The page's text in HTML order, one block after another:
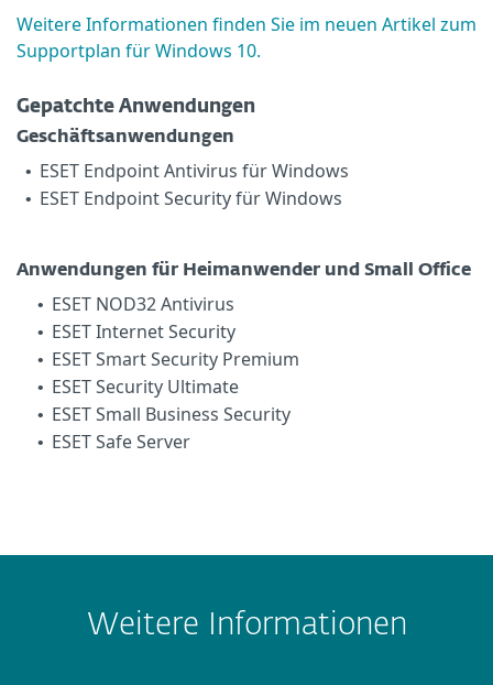
Weitere Informationen finden Sie im neuen Artikel zum
Supportplan für Windows 10.
Gepatchte Anwendungen
Geschäftsanwendungen
• ESET Endpoint Antivirus für Windows
• ESET Endpoint Security für Windows
Anwendungen für Heimanwender und Small Office
• ESET NOD32 Antivirus
• ESET Internet Security
• ESET Smart Security Premium
• ESET Security Ultimate
• ESET Small Business Security
• ESET Safe Server
Weitere Informationen